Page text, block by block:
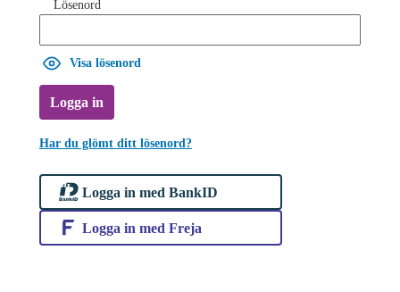
Lösenord
Visa lösenord
Logga in
Har du glömt ditt lösenord?
Logga in med BankID
Logga in med Freja